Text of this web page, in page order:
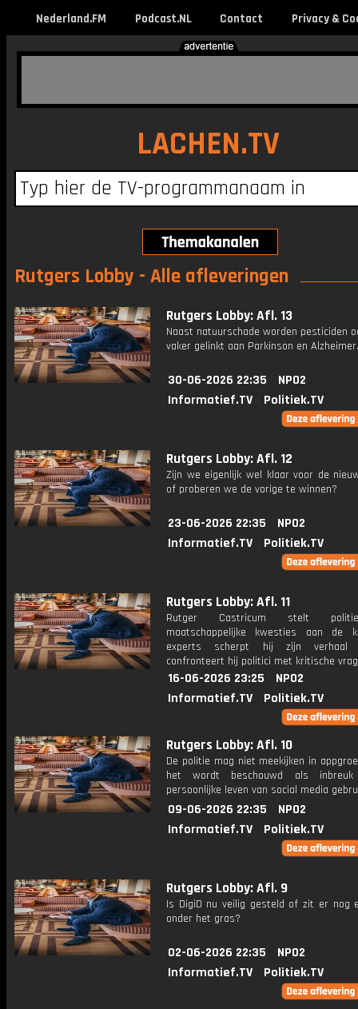
Nederland.FM Podcast.NL Contact Privacy &
LACHEN.TV
Rutgers Lobby - Alle afleveringen
Rutgers Lobby: Afl. 13
Naast natuurschade worden pesticiden
vaker gelinkt aan Parkinson en Alzheimer.
30-06-2026 22:35
NPO2
Informatief.TV
Politiek.TV
Rutgers Lobby: Afl. 12
Zijn we eigenlijk wel klaar voor de
of proberen we de vorige te winnen?
23-06-2026 22:35
NPO2
Informatief.TV
Politiek.TV
Rutgers Lobby: Afl. 11
Rutger Castricum stelt
maatschappelijke kwesties aan de
experts scherpt hij zijn
confronteert hij politici met kritische
16-06-2026 23:25
NPO2
Informatief.TV
Politiek.TV
Rutgers Lobby: Afl. 10
De politie mag niet meekijken in
het wordt beschouwd als
persoonlijke leven van social media
09-06-2026 22:35
NPO2
Informatief.TV
Politiek.TV
Rutgers Lobby: Afl. 9
Is DigiD nu veilig gesteld of zit er nog
onder het gras?
02-06-2026 22:35
NPO2
Informatief.TV
Politiek.TV